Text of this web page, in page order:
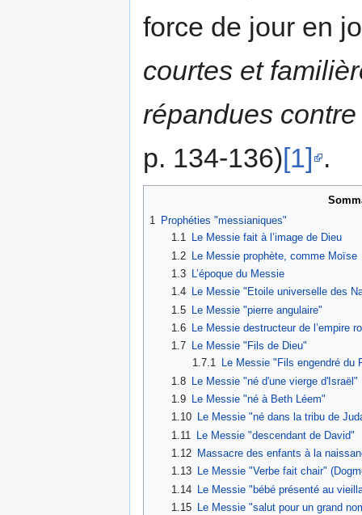
force de jour en
courtes et
répandues
p. 134-136)[1] .
1 Prophéties "messianiques"
1.1
Le Messie fait à l’image de Dieu
1.2
Le Messie prophète, comme Moïse
1.3
L’époque du Messie
1.4
Le Messie "Etoile universelle des
1.5
Le Messie "pierre angulaire"
1.6
Le Messie destructeur de l’empire
1.7
Le Messie "Fils de Dieu"
1.7.1 Le Messie "Fils engendré du
1.8 Le Messie "né d'une vierge d'Israël"
1.9
Le Messie "né à Beth Léem"
1.10
Le Messie "né dans la tribu de
1.11
Le Messie "descendant de David"
1.12
Massacre des enfants à la
1.13
Le Messie "Verbe fait chair"
1.14 Le Messie "bébé présenté au
1.15
Le Messie "salut pour un grand